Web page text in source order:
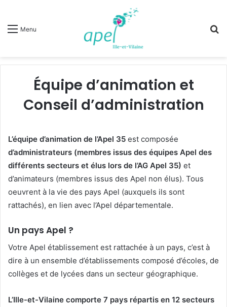
Menu
Équipe d’animation et
Conseil d’administration
L’équipe d’animation de l’Apel 35 est composée
d’administrateurs (membres issus des équipes Apel des
différents secteurs et élus lors de l’AG Apel 35) et
d’animateurs (membres issus des Apel non élus). Tous
oeuvrent à la vie des pays Apel (auxquels ils sont
rattachés), en lien avec l’Apel départementale.
Un pays Apel ?
Votre Apel établissement est rattachée à un pays, c’est à
dire à un ensemble d’établissements composé d’écoles, de
collèges et de lycées dans un secteur géographique.
L’Ille-et-Vilaine comporte 7 pays répartis en 12 secteurs